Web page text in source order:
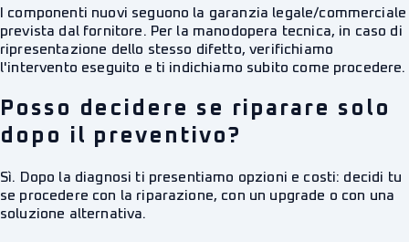
I componenti nuovi seguono la garanzia legale/commerciale
prevista dal fornitore. Per la manodopera tecnica, in caso di
ripresentazione dello stesso difetto, verifichiamo
l'intervento eseguito e ti indichiamo subito come procedere.
Posso decidere se riparare solo
dopo il preventivo?
Sì. Dopo la diagnosi ti presentiamo opzioni e costi: decidi tu
se procedere con la riparazione, con un upgrade o con una
soluzione alternativa.